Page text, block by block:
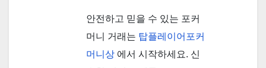
안전하고 믿을 수 있는 포커
머니 거래는 탑플레이어포커
머니상 에서 시작하세요. 신